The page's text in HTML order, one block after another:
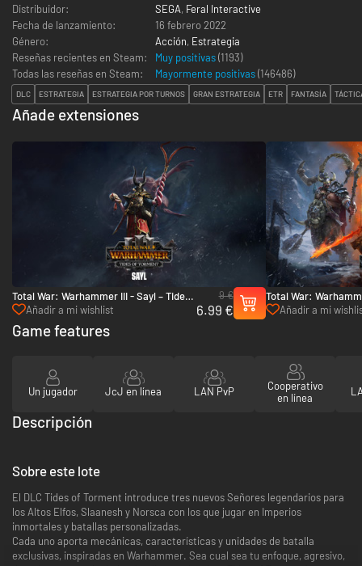
Distribuidor:
SEGA, Feral Interactive
Fecha de lanzamiento:
16 febrero 2022
Género:
Acción, Estrategia
Reseñas recientes en Steam:
Muy positivas(1193)
Todas las reseñas en Steam:
Mayormente positivas(146486)
DLC ESTRATEGIA ESTRATEGIA POR TURNOS GRAN ESTRATEGIA ETR FANTASÍA
Añade extensiones
Total War: Warhammer III - Sayl – Tides
of Torment - PC (Steam)
Añadir a mi wishlist
9 €
6.99 €
Total War:
Destruction - PC
Añadir a mi
Game features
Un jugador JcJ en línea LAN PvP
Cooperativo
en línea
Descripción
Sobre este lote
El DLC Tides of Torment introduce tres nuevos Señores legendarios para
los Altos Elfos, Slaanesh y Norsca con los que jugar en Imperios
inmortales y batallas personalizadas.
Cada uno aporta mecánicas, características y unidades de batalla
exclusivas, inspiradas en Warhammer. Sea cual sea tu enfoque, agresivo,